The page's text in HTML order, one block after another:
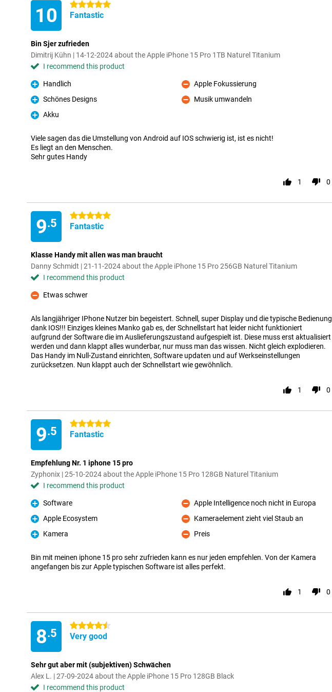
10 5 stars
Fantastic
Bin Sjer zufrieden
Dimitrij Kühn | 14-12-2024 about the Apple iPhone 15 Pro 1TB Naturel Titanium
I recommend this product
Pro
Handlich
Pro
Schönes Designs
Pro
Akku
Con
Apple Fokussierung
Con
Musik umwandeln
Viele sagen das die Umstellung von Android auf IOS schwierig ist, ist es nicht!
Es liegt an den Menschen.
Sehr gutes Handy
1 0
9.5
5 stars
Fantastic
Klasse Handy mit allen was man braucht
Danny Schmidt | 21-11-2024 about the Apple iPhone 15 Pro 256GB Naturel Titanium
I recommend this product
Con
Etwas schwer
Als langjähriger IPhone Nutzer bin begeistert. Schnell, super Display und die typische Bedienung
dank IOS!!! Einziges kleines Manko gab es, der Schnellstart hat leider nicht funktioniert
aufgrund der Software die im Auslieferungszustand aufgespielt ist. Diese muss erst aktualisiert
werden und dann klappt alles wunderbar, nur muss man das wissen. Nicht gleich explodieren.
Das Handy im Null-Zustand einrichten, Software updaten und auf Werkseinstellungen
zurücksetzen. Nun klappt auch der Schnellstart wie gewöhnlich.
1 0
9.5
5 stars
Fantastic
Empfehlung Nr. 1 iphone 15 pro
Zyphonix | 25-10-2024 about the Apple iPhone 15 Pro 128GB Naturel Titanium
I recommend this product
Pro
Software
Pro
Apple Ecosystem
Pro
Kamera
Con
Apple Intelligence noch nicht in Europa
Con
Kameraelement zieht viel Staub an
Con
Preis
Bin mit meinen iphone 15 pro sehr zufrieden kann es nur jeden empfehlen. Von der Kamera
angefangen bis zur Apple typischen Software ist alles perfekt.
1 0
8.5
4.5 stars
Very good
Sehr gut aber mit (subjektiven) Schwächen
Alex L. | 27-09-2024 about the Apple iPhone 15 Pro 128GB Black
I recommend this product